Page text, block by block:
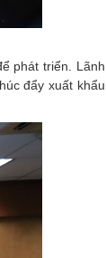
phát triển. Lãnh
đẩy xuất khẩu